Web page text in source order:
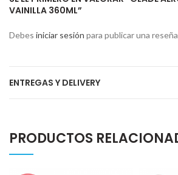
VAINILLA 360ML”
Debes iniciar sesión para publicar una
ENTREGAS Y DELIVERY
PRODUCTOS